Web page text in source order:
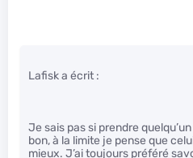
Lafisk a écrit :
Je sais pas si prendre
bon, à la limite je pense que
mieux. J’ai toujours préféré